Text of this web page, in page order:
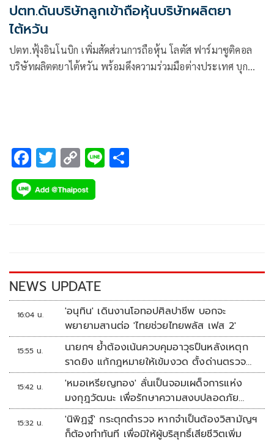
ปตท.ดันบริษัทลูกเข้าถือหุ้นบริษัทผลิตยา
ไต้หวัน
ปตท.ฟุ้งอินโนบิก เพิ่มสัดส่วนการถือหุ้น โลตัส ฟาร์มาซูติคอล
บริษัทผลิตตยาไต้หวัน พร้อมดึงความร่วมมือต่างประเทศ บุก
F
ac
e
k
T
wi
tt
C
o
p
k
Li
NEWS UPDATE
16:04 น.
'อนุทิน' เดินงานโอทอปศิลปาชีพ บอกจะ
พยายามสานต่อ 'ไทยช่วยไทยพลัส เฟส 2'
15:55 น.
นายกฯ ย้ำต้องเน้นควบคุมอาวุธปืนหลังเหตุก
ราดยิง แก้กฎหมายให้เข้มงวด ตั้งด่านตรวจ
เพิ่ม
15:42 น.
'หมอเหรียญทอง' ลั่นเป็นจอมเผด็จการแห่ง
มงกุฎวัฒนะ เพื่อรักษาความสงบปลอดภัย
ภายในรพ.
15:32 น.
'นิพิฏฐ์' กระตุกตำรวจ หากจำเป็นต้องวิสามัญฯ
ก็ต้องทำทันที เพื่อมิให้ผู้บริสุทธิ์เสียชีวิตเพิ่ม